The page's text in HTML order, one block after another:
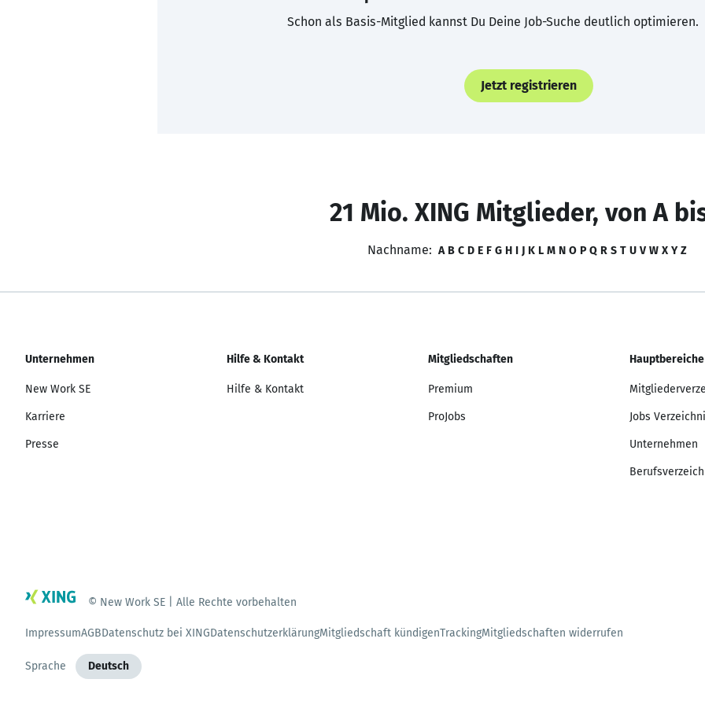
Schon als Basis-Mitglied kannst Du Deine Job-Suche deutlich optimieren.
Jetzt registrieren
21 Mio. XING Mitglieder, von A
Nachname: A B C D E F G H I J K L M N O P Q R S T U V W X Y Z
Unternehmen
New Work SE
Karriere
Presse
Hilfe & Kontakt
Hilfe & Kontakt
Mitgliedschaften
Premium
ProJobs
Hauptbereiche
Jobs
Unternehmen
© New Work SE | Alle Rechte vorbehalten
ImpressumAGBDatenschutz bei XINGDatenschutzerklärungMitgliedschaft kündigenTrackingMitgliedschaften widerrufen
Sprache Deutsch